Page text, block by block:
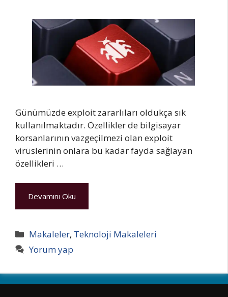
Günümüzde exploit zararlıları oldukça sık
kullanılmaktadır. Özellikler de bilgisayar
korsanlarının vazgeçilmezi olan exploit
virüslerinin onlara bu kadar fayda sağlayan
özellikleri …
Devamını Oku
Kategoriler
Makaleler, Teknoloji Makaleleri
Yorum yap